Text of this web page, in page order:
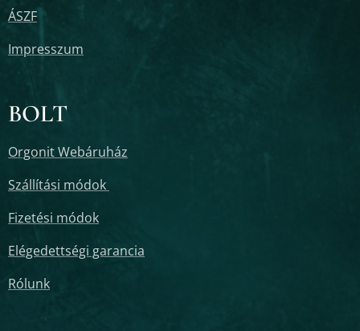
ÁSZF
Impresszum
BOLT
Orgonit Webáruház
Szállítási módok
Fizetési módok
Elégedettségi garancia
Rólunk